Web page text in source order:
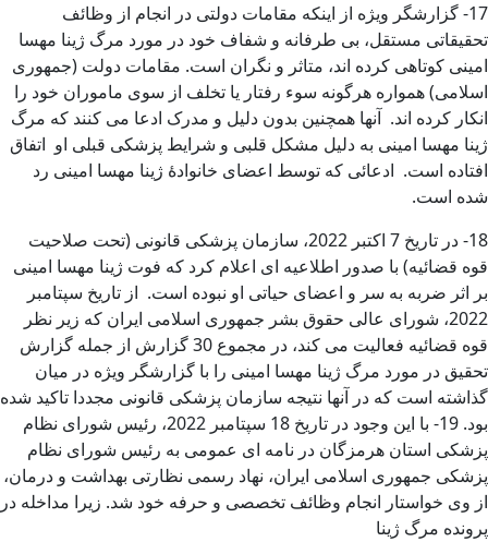
17- گزارشگر ویژه از اینکه مقامات دولتی در انجام از وظائف
تحقیقاتی مستقل، بی طرفانه و شفاف خود در مورد مرگ ژینا مهسا
امینی کوتاهی کرده اند، متاثر و نگران است. مقامات دولت (جمهوری
اسلامی) همواره هرگونه سوء رفتار یا تخلف از سوی ماموران خود را
انکار کرده اند. آنها همچنین بدون دلیل و مدرک ادعا می کنند که مرگ
ژینا مهسا امینی به دلیل مشکل قلبی و شرایط پزشکی قبلی او اتفاق
افتاده است. ادعائی که توسط اعضای خانوادۀ ژینا مهسا امینی رد
شده است.
18- در تاریخ 7 اکتبر 2022، سازمان پزشکی قانونی (تحت صلاحیت
قوه قضائیه) با صدور اطلاعیه ای اعلام کرد که فوت ژینا مهسا امینی
بر اثر ضربه به سر و اعضای حیاتی او نبوده است. از تاریخ سپتامبر
2022، شورای عالی حقوق بشر جمهوری اسلامی ایران که زیر نظر
قوه قضائیه فعالیت می کند، در مجموع 30 گزارش از جمله گزارش
تحقیق در مورد مرگ ژینا مهسا امینی را با گزارشگر ویژه در میان
گذاشته است که در آنها نتیجه سازمان پزشکی قانونی مجددا تاکید شده
بود. 19- با این وجود در تاریخ 18 سپتامبر 2022، رئیس شورای نظام
پزشکی استان هرمزگان در نامه ای عمومی به رئیس شورای نظام
پزشکی جمهوری اسلامی ایران، نهاد رسمی نظارتی بهداشت و درمان،
از وی خواستار انجام وظائف تخصصی و حرفه خود شد. زیرا مداخله در
پرونده مرگ ژينا